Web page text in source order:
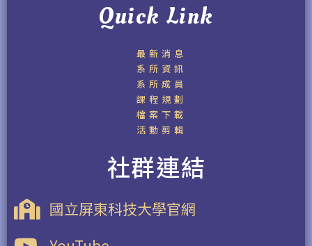
Quick Link
最新消息
系所資訊
系所成員
課程規劃
檔案下載
活動剪輯
社群連結
國立屏東科技大學官網